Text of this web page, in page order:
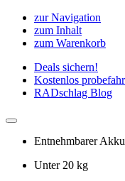
zur Navigation
zum Inhalt
zum Warenkorb
Deals sichern!
Kostenlos
RADschlag Blog
Entnehmbarer Akku
Unter 20 kg